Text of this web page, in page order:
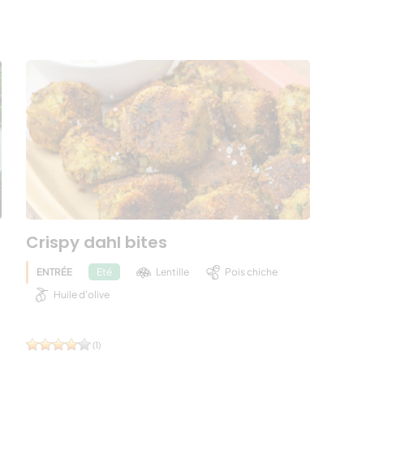
Crispy dahl bites
ENTRÉE Eté Lentille
Pois chiche
Huile d'olive
(1)